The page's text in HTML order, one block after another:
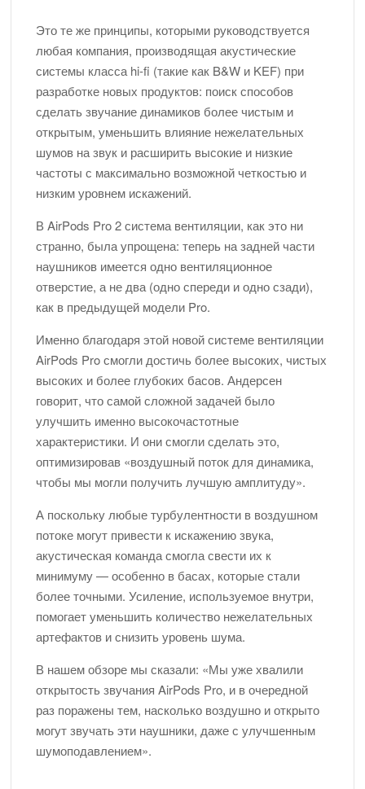
Это те же принципы, которыми руководствуется
любая компания, производящая акустические
системы класса hi-fi (такие как B&W и KEF) при
разработке новых продуктов: поиск способов
сделать звучание динамиков более чистым и
открытым, уменьшить влияние нежелательных
шумов на звук и расширить высокие и низкие
частоты с максимально возможной четкостью и
низким уровнем искажений.
В AirPods Pro 2 система вентиляции, как это ни
странно, была упрощена: теперь на задней части
наушников имеется одно вентиляционное
отверстие, а не два (одно спереди и одно сзади),
как в предыдущей модели Pro.
Именно благодаря этой новой системе вентиляции
AirPods Pro смогли достичь более высоких, чистых
высоких и более глубоких басов. Андерсен
говорит, что самой сложной задачей было
улучшить именно высокочастотные
характеристики. И они смогли сделать это,
оптимизировав «воздушный поток для динамика,
чтобы мы могли получить лучшую амплитуду».
А поскольку любые турбулентности в воздушном
потоке могут привести к искажению звука,
акустическая команда смогла свести их к
минимуму — особенно в басах, которые стали
более точными. Усиление, используемое внутри,
помогает уменьшить количество нежелательных
артефактов и снизить уровень шума.
В нашем обзоре мы сказали: «Мы уже хвалили
открытость звучания AirPods Pro, и в очередной
раз поражены тем, насколько воздушно и открыто
могут звучать эти наушники, даже с улучшенным
шумоподавлением».